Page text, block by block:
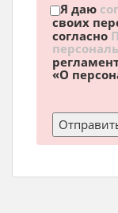
Я даю
своих
согласно
«О